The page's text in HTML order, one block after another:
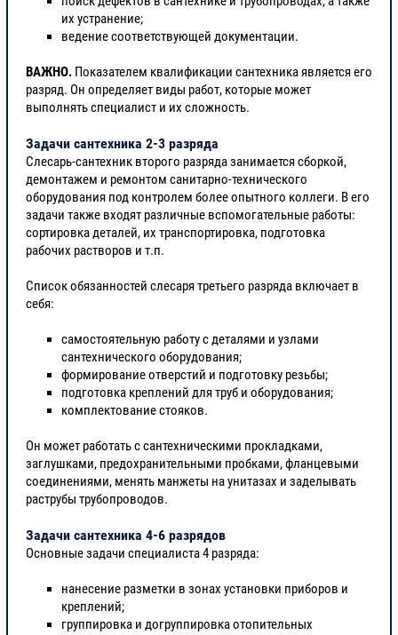
их устранение;
ведение соответствующей документации.
ВАЖНО. Показателем квалификации сантехника является его
разряд. Он определяет виды работ, которые может
выполнять специалист и их сложность.
Задачи сантехника 2-3 разряда
Слесарь-сантехник второго разряда занимается сборкой,
демонтажем и ремонтом санитарно-технического
оборудования под контролем более опытного коллеги. В его
задачи также входят различные вспомогательные работы:
сортировка деталей, их транспортировка, подготовка
рабочих растворов и т.п.
Список обязанностей слесаря третьего разряда включает в
себя:
самостоятельную работу с деталями и узлами
сантехнического оборудования;
формирование отверстий и подготовку резьбы;
подготовка креплений для труб и оборудования;
комплектование стояков.
Он может работать с сантехническими прокладками,
заглушками, предохранительными пробками, фланцевыми
соединениями, менять манжеты на унитазах и заделывать
раструбы трубопроводов.
Задачи сантехника 4-6 разрядов
Основные задачи специалиста 4 разряда:
нанесение разметки в зонах установки приборов и
креплений;
группировка и догруппировка отопительных